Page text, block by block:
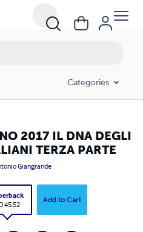
Categories
2017 IL DNA DEGLI
TERZA PARTE
Giangrande
45.52
Add to Cart
TERZA PARTE